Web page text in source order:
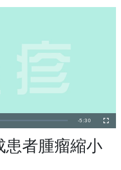
剩
時
-5:30
全
螢
患者腫瘤縮小